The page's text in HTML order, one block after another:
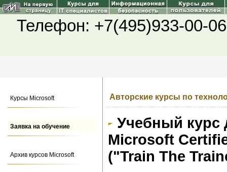
Телефон: +7(495)933-00-
Курсы Microsoft
Заявка на обучение
Архив курсов Microsoft
Авторские курсы по
Учебный курс
Microsoft
("Train The